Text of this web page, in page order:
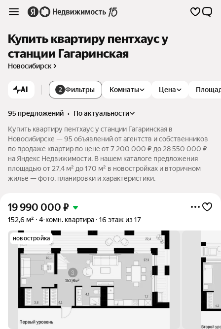
Купить квартиру пентхаус у
станции Гагаринская
Новосибирск
AI 2 Фильтры Комнаты Цена
95 предложений •
по актуальности
Купить квартиру пентхаус у станции Гагаринская в
Новосибирске — 95 объявлений от агентств и собственников
по продаже квартир по цене от 7 200 000 ₽ до 28 550 000 ₽
на Яндекс Недвижимости. В нашем каталоге предложения
площадью от 27,4 м² до 170 м² в новостройках и вторичном
жилье — фото, планировки и характеристики.
19 990 000 ₽
152,6 м² 4-комн. квартира 16 этаж из 17
новостройка